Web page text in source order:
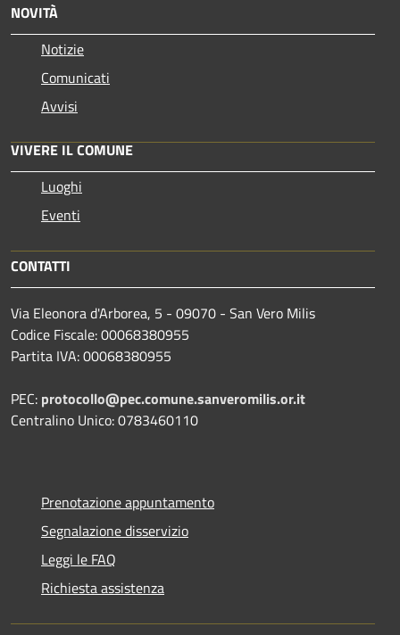
NOVITÀ
Notizie
Comunicati
Avvisi
VIVERE IL COMUNE
Luoghi
Eventi
CONTATTI
Via Eleonora d'Arborea, 5 - 09070 - San Vero Milis
Codice Fiscale: 00068380955
Partita IVA: 00068380955
PEC: protocollo@pec.comune.sanveromilis.or.it
Centralino Unico: 0783460110
Prenotazione appuntamento
Segnalazione disservizio
Leggi le FAQ
Richiesta assistenza